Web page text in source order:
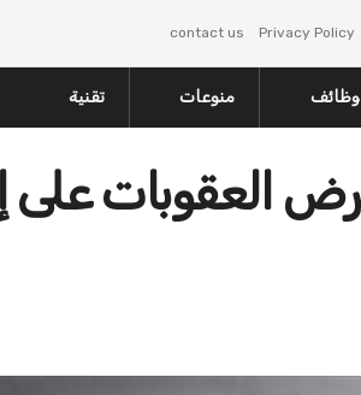
Privacy Policy
contact us
وظائف منوعات تقنية